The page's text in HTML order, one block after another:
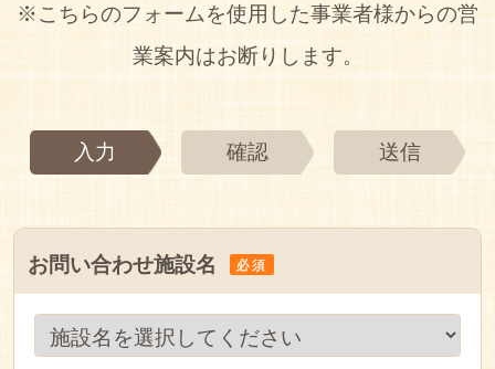
※こちらのフォームを使用した事業者様からの営
業案内はお断りします。
入力 確認 送信
お問い合わせ施設名 必須